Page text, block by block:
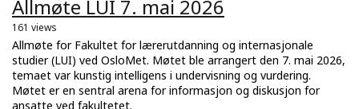
Allmøte LUI 7. mai 2026
161 views
Allmøte for Fakultet for lærerutdanning og internasjonale
studier (LUI) ved OsloMet. Møtet ble arrangert den 7. mai 2026,
temaet var kunstig intelligens i undervisning og vurdering.
Møtet er en sentral arena for informasjon og diskusjon for
ansatte ved fakultetet.